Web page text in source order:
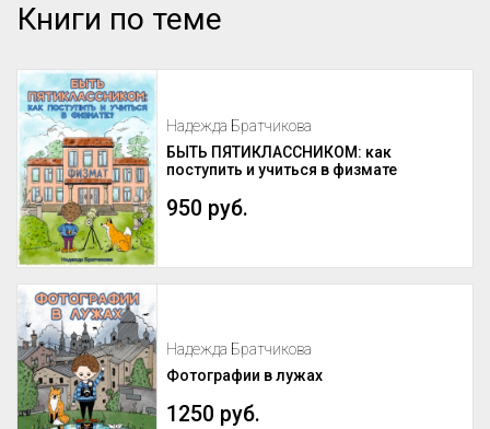
Книги по теме
Надежда Братчикова
БЫТЬ ПЯТИКЛАССНИКОМ: как
поступить и учиться в физмате
950 руб.
Надежда Братчикова
Фотографии в лужах
1250 руб.